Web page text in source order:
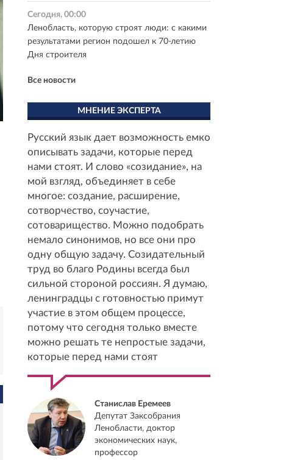
Сегодня, 00:00
Ленобласть, которую строят люди: с какими
результатами регион подошел к 70-летию
Дня строителя
Все новости
МНЕНИЕ ЭКСПЕРТА
Русский язык дает возможность емко
описывать задачи, которые перед
нами стоят. И слово «созидание», на
мой взгляд, объединяет в себе
многое: создание, расширение,
сотворчество, соучастие,
сотоварищество. Можно подобрать
немало синонимов, но все они про
одну общую задачу. Созидательный
труд во благо Родины всегда был
сильной стороной россиян. Я думаю,
ленинградцы с готовностью примут
участие в этом общем процессе,
потому что сегодня только вместе
можно решать те непростые задачи,
которые перед нами стоят
Станислав Еремеев
Депутат Заксобрания
Ленобласти, доктор
экономических наук,
профессор